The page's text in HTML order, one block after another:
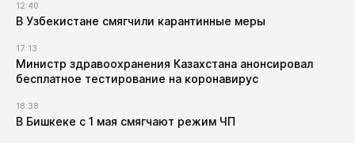
12:40
В Узбекистане смягчили карантинные меры
17:13
Министр здравоохранения Казахстана анонсировал
бесплатное тестирование на коронавирус
18:38
В Бишкеке с 1 мая смягчают режим ЧП